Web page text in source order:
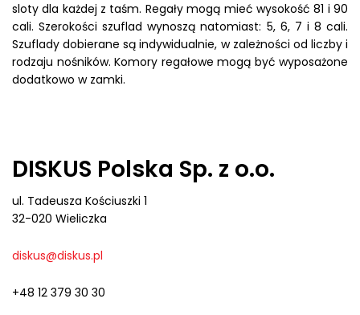
sloty dla każdej z taśm. Regały mogą mieć wysokość 81 i 90
cali. Szerokości szuflad wynoszą natomiast: 5, 6, 7 i 8 cali.
Szuflady dobierane są indywidualnie, w zależności od liczby i
rodzaju nośników. Komory regałowe mogą być wyposażone
dodatkowo w zamki.
DISKUS Polska Sp. z o.o.
ul. Tadeusza Kościuszki 1
32-020 Wieliczka
diskus@diskus.pl
+48 12 379 30 30